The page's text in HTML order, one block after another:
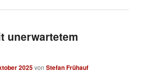
unerwartetem
2025vonStefan Frühauf